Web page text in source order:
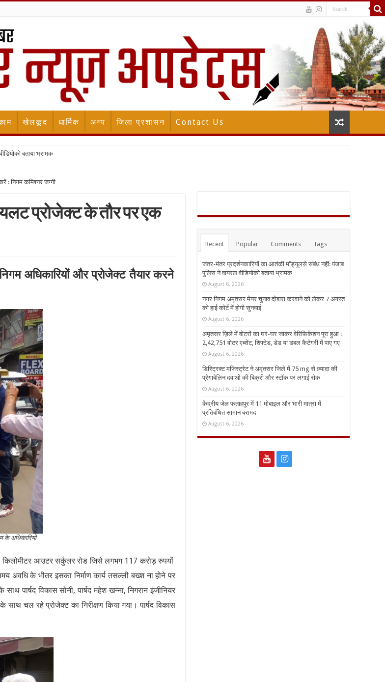
खेलकूद धार्मिक अन्य जिला प्रशासन Contact Us
बताया भ्रामक
: निगम कमिश्नर जग्गी
प्रोजेक्ट के तौर पर एक
अधिकारियों और प्रोजेक्ट तैयार करने
के अधिकारियों
किलोमीटर आउटर सर्कुलर रोड जिसे लगभग 117 करोड़ रुपयों
अवधि के भीतर इसका निर्माण कार्य तसल्ली बख्श ना होने पर
पार्षद विकास सोनी, पार्षद महेश खन्ना, निगरान इंजीनियर
चल रहे प्रोजेक्ट का निरीक्षण किया गया। पार्षद विकास
Recent Popular Comments Tags
जंतर-मंतर प्रदर्शनकारियों का आतंकी मॉड्यूलसे संबंध नहीं: पंजाब
पुलिस ने वायरल वीडियोको बताया भ्रामक
August 6, 2026
नगर निगम अमृतसर मेयर चुनाव दोबारा करवाने को लेकर 7 अगस्त
को हाई कोर्ट में होगी सुनवाई
August 6, 2026
अमृतसर ज़िले में वोटरों का घर-घर जाकर वेरिफ़िकेशन पूरा हुआ :
2,42,751 वोटर एब्सेंट, शिफ्टेड, डेड या डबल कैटेगरी में पाए गए
August 6, 2026
डिस्ट्रिक्ट मजिस्ट्रेट ने अमृतसर जिले में 75 mg से ज़्यादा की
प्रेगाबेलिन दवाओं की बिक्री और स्टॉक पर लगाई रोक
August 6, 2026
केंद्रीय जेल फताहपुर में 11 मोबाइल और भारी मात्रा में
प्रतिबंधित सामान बरामद
August 6, 2026